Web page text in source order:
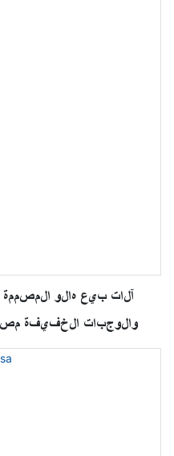
آلات بيع هالو
والوجبات الخفيفة